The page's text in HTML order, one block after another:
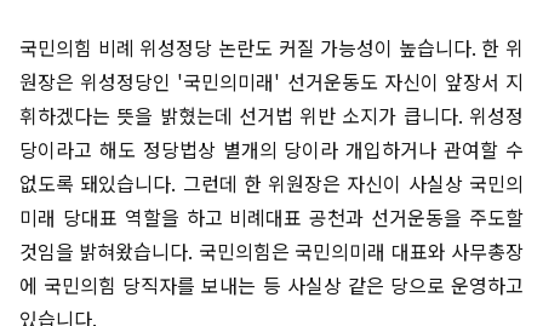
국민의힘 비례 위성정당 논란도 커질 가능성이 높습니다. 한 위
원장은 위성정당인 '국민의미래' 선거운동도 자신이 앞장서 지
휘하겠다는 뜻을 밝혔는데 선거법 위반 소지가 큽니다. 위성정
당이라고 해도 정당법상 별개의 당이라 개입하거나 관여할 수
없도록 돼있습니다. 그런데 한 위원장은 자신이 사실상 국민의
미래 당대표 역할을 하고 비례대표 공천과 선거운동을 주도할
것임을 밝혀왔습니다. 국민의힘은 국민의미래 대표와 사무총장
에 국민의힘 당직자를 보내는 등 사실상 같은 당으로 운영하고
있습니다.